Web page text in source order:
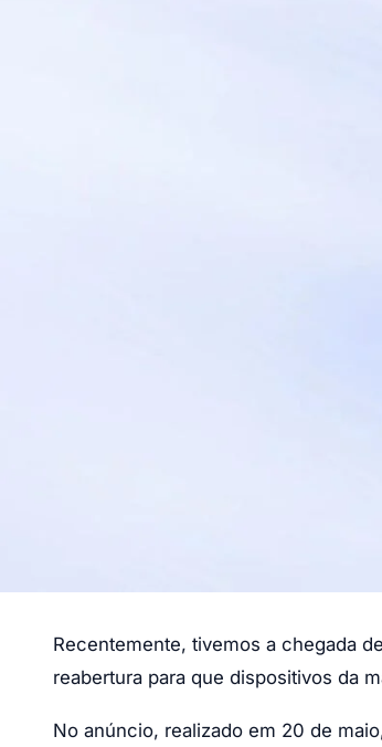
Recentemente, tivemos a chegada
reabertura para que dispositivos da
No anúncio, realizado em 20 de